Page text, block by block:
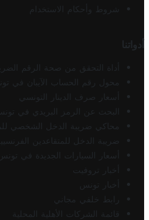
شروط وأحكام الاستخدام
أدواتنا
أداة التحقق من صحة الرقم
محول رقم الحساب الآيبان في
أسعار صرف الدينار التونسي
البحث عن الرمز البريدي في تونس
محاكي ضريبة الدخل الشخصي
ضريبة الدخل للمتقاعدين
أسعار السيارات الجديدة في تونس
أخبار تروفيت
أخبار تونس
رابط خلفي مجاني
قائمة الشركات الأهلية المحلية